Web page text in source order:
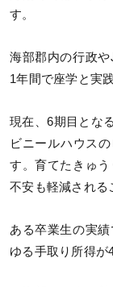
す。
海部郡内の行政
1年間で座学と実
現在、6期目とな
ビニールハウス
す。育てたきゅ
不安も軽減される
ある卒業生の実
ゆる手取り所得が